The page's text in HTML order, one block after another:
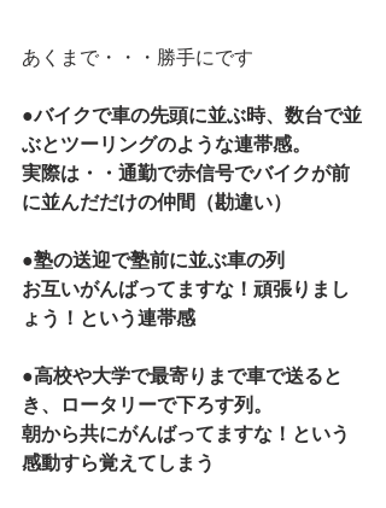
あくまで・・・勝手にです
●バイクで車の先頭に並ぶ時、数台で並
ぶとツーリングのような連帯感。
実際は・・通勤で赤信号でバイクが前
に並んだだけの仲間（勘違い）
●塾の送迎で塾前に並ぶ車の列
お互いがんばってますな！頑張りまし
ょう！という連帯感
●高校や大学で最寄りまで車で送ると
き、ロータリーで下ろす列。
朝から共にがんばってますな！という
感動すら覚えてしまう